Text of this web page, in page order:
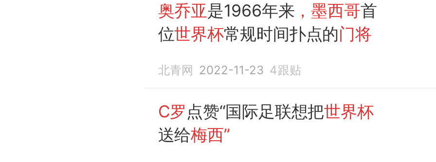
奥乔亚是1966年来 ，墨西哥首
位世界杯常规时间扑点的门将
北青网 2022-11-23 4跟贴
C罗点赞“国际足联想把世界杯
送给梅西”